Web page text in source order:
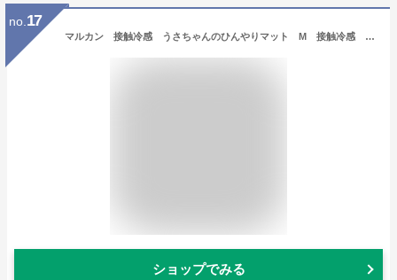
no. 17
マルカン 接触冷感 うさちゃんのひんやりマット M 接触冷感 暑さ対策 うさぎ【HLS_DU】 関東当日便
ショップでみる